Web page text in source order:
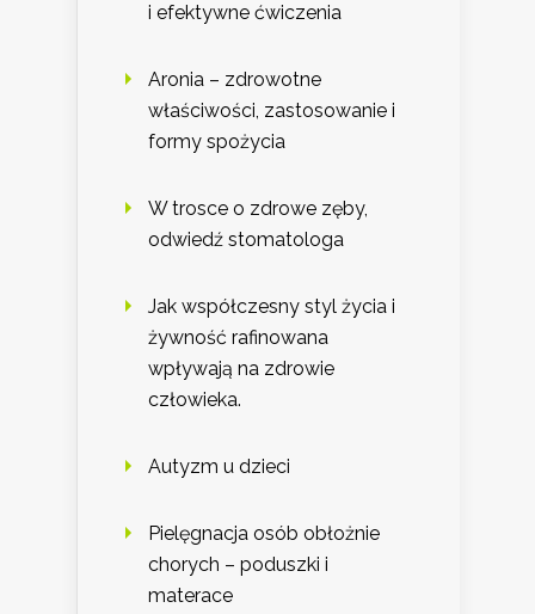
i efektywne ćwiczenia
Aronia – zdrowotne
właściwości, zastosowanie i
formy spożycia
W trosce o zdrowe zęby,
odwiedź stomatologa
Jak współczesny styl życia i
żywność rafinowana
wpływają na zdrowie
człowieka.
Autyzm u dzieci
Pielęgnacja osób obłożnie
chorych – poduszki i
materace